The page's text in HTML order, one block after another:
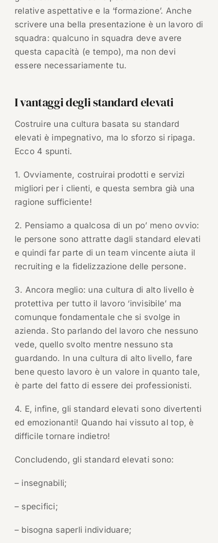
relative aspettative e la ‘formazione’. Anche
scrivere una bella presentazione è un lavoro di
squadra: qualcuno in squadra deve avere
questa capacità (e tempo), ma non devi
essere necessariamente tu.
I vantaggi degli standard elevati
Costruire una cultura basata su standard
elevati è impegnativo, ma lo sforzo si ripaga.
Ecco 4 spunti.
1. Ovviamente, costruirai prodotti e servizi
migliori per i clienti, e questa sembra già una
ragione sufficiente!
2. Pensiamo a qualcosa di un po’ meno ovvio:
le persone sono attratte dagli standard elevati
e quindi far parte di un team vincente aiuta il
recruiting e la fidelizzazione delle persone.
3. Ancora meglio: una cultura di alto livello è
protettiva per tutto il lavoro ‘invisibile’ ma
comunque fondamentale che si svolge in
azienda. Sto parlando del lavoro che nessuno
vede, quello svolto mentre nessuno sta
guardando. In una cultura di alto livello, fare
bene questo lavoro è un valore in quanto tale,
è parte del fatto di essere dei professionisti.
4. E, infine, gli standard elevati sono divertenti
ed emozionanti! Quando hai vissuto al top, è
difficile tornare indietro!
Concludendo, gli standard elevati sono:
– insegnabili;
– specifici;
– bisogna saperli individuare;